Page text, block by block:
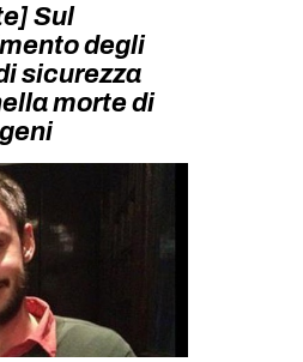
TSUNAMI
ZAM
SPAZI
POPOLARE
Sul
degli
sicurezza
morte di